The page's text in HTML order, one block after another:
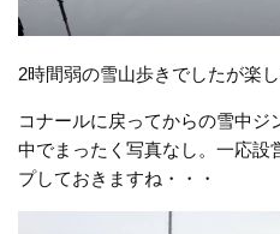
2時間弱の雪山歩きでしたが楽
コナールに戻ってからの雪中ジ
中でまったく写真なし。一応設
プしておきますね・・・